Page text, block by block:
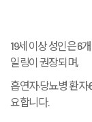
19세 이상 성인은 6
일링이 권장되며,
흡연자·당뇨병 환자
요합니다.